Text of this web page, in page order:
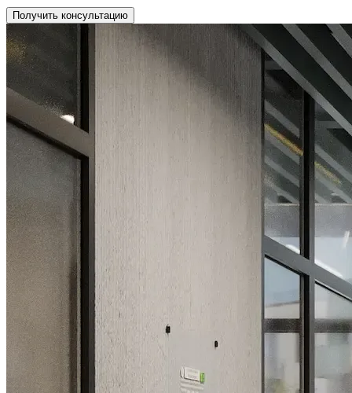
Получить консультацию